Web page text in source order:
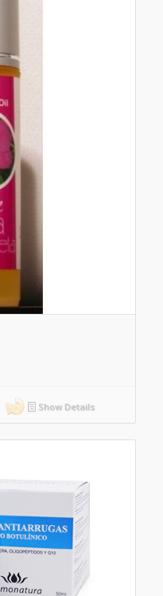
Show Details